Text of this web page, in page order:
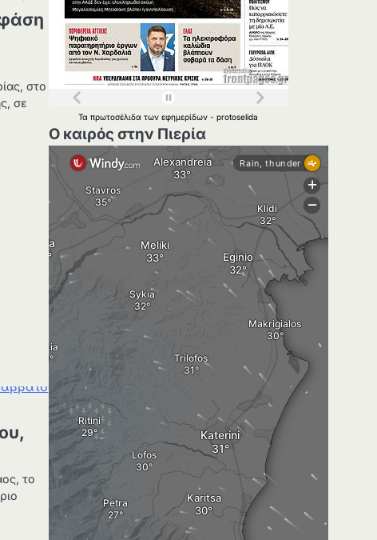
στο
σε
το
Ταπρωτοσέλιδατωνεφημερίδων-protoselida
Ο καιρός στην Πιερία